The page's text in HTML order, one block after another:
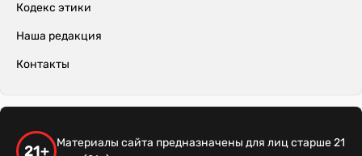
Кодекс этики
Наша редакция
Контакты
21+
Материалы сайта предназначены для лиц старше 21